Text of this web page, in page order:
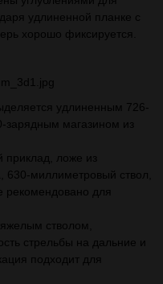
удлиненной планке с
хорошо фиксируется.
удлиненным 726-
магазином из
приклад, ложе из
630-миллиметровый ствол,
для
стволом,
стрельбы на дальние и
подходит для